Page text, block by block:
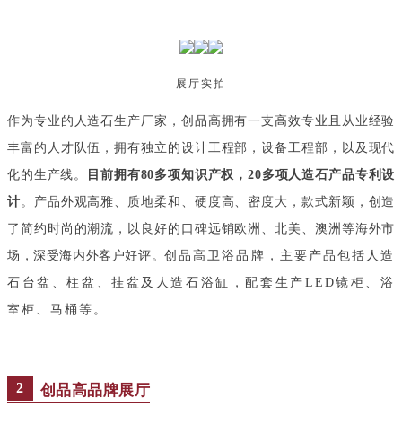
展厅实拍
作为专业的人造石生产厂家，创品高拥有一支高效专业且从业经验
丰富的人才队伍，拥有独立的设计工程部，设备工程部，以及现代
化的生产线。
目前拥有80多项知识产权，20多项人造石产品专利设
计 。产品外观高雅、质地柔和、硬度高、密度大，款式新颖，创造
了简约时尚的潮流，以良好的口碑远销欧洲、北美、澳洲等海外市
场，深受海内外客户好评。创品高卫浴品牌，主要产品包括人造
石台盆、柱盆、挂盆及人造石浴缸，配套生产LED镜柜、浴
室柜、马桶等。
2 创品高品牌展厅